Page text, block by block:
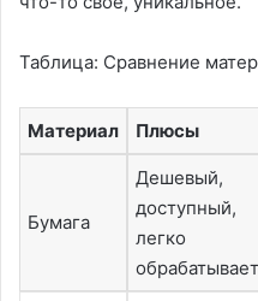
Таблица: Сравнение
Материал Плюсы
Бумага
Дешевый,
доступный,
легко